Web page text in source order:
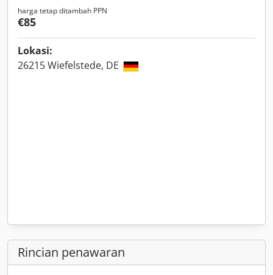
harga tetap ditambah PPN
€85
Lokasi:
26215 Wiefelstede, DE
Rincian penawaran